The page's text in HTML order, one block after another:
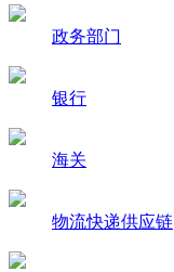
政务部门
银行
海关
物流快递供应链